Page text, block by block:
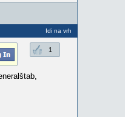
Idi na vrh
1